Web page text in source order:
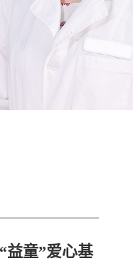
益童”爱心基